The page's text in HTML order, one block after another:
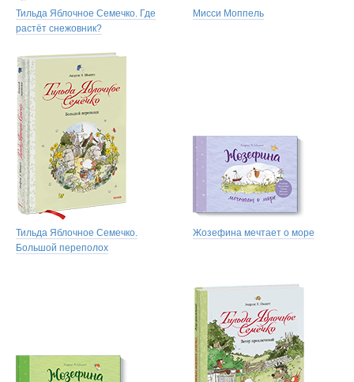
Тильда Яблочное Семечко. Где
растёт снежовник?
Мисси Моппель
Тильда Яблочное Семечко.
Большой переполох
Жозефина мечтает о море